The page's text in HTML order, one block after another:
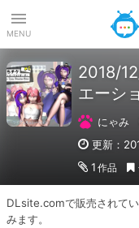
MENU
2018/
エーシ
にゃみ
更新：
1 作品
DLsite.comで販売されて
みます。